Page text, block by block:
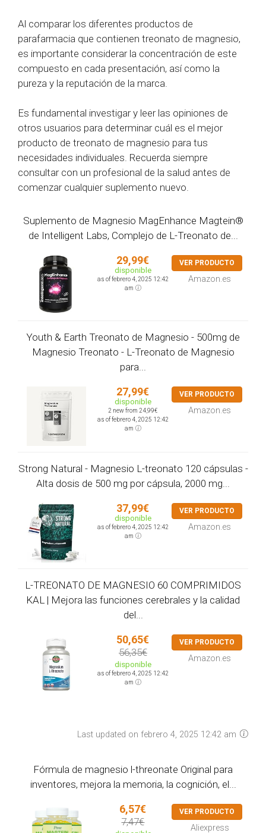
Al comparar los diferentes productos de
parafarmacia que contienen treonato de magnesio,
es importante considerar la concentración de este
compuesto en cada presentación, así como la
pureza y la reputación de la marca.
Es fundamental investigar y leer las opiniones de
otros usuarios para determinar cuál es el mejor
producto de treonato de magnesio para tus
necesidades individuales. Recuerda siempre
consultar con un profesional de la salud antes de
comenzar cualquier suplemento nuevo.
Suplemento de Magnesio MagEnhance Magtein®
de Intelligent Labs, Complejo de L-Treonato de...
29,99€
disponible
as of febrero 4, 2025 12:42
am
VER PRODUCTO
Amazon.es
Youth & Earth Treonato de Magnesio - 500mg de
Magnesio Treonato - L-Treonato de Magnesio
para...
27,99€
disponible
2 new from 24,99€
as of febrero 4, 2025 12:42
am
VER PRODUCTO
Amazon.es
Strong Natural - Magnesio L-treonato 120 cápsulas -
Alta dosis de 500 mg por cápsula, 2000 mg...
37,99€
disponible
as of febrero 4, 2025 12:42
am
VER PRODUCTO
Amazon.es
L-TREONATO DE MAGNESIO 60 COMPRIMIDOS
KAL | Mejora las funciones cerebrales y la calidad
del...
50,65€
56,35€
disponible
as of febrero 4, 2025 12:42
am
VER PRODUCTO
Amazon.es
Last updated on febrero 4, 2025 12:42 am
Fórmula de magnesio l-threonate Original para
inventores, mejora la memoria, la cognición, el...
6,57€
7,47€
VER PRODUCTO
Aliexpress